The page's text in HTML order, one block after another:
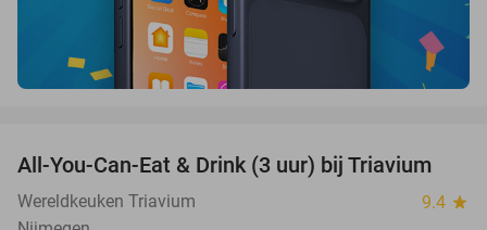
21%
All-You-Can-Eat & Drink (3 uur) bij Triavium
Wereldkeuken Triavium 9.4 star